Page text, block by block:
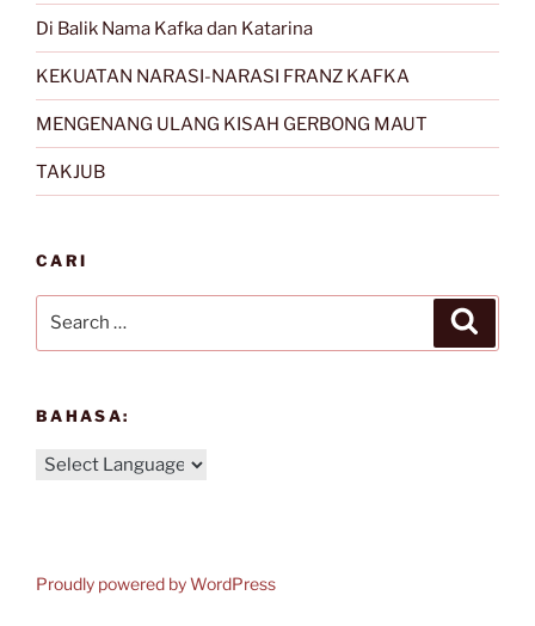
Di Balik Nama Kafka dan Katarina
KEKUATAN NARASI-NARASI FRANZ KAFKA
MENGENANG ULANG KISAH GERBONG MAUT
TAKJUB
CARI
BAHASA:
Proudly powered by WordPress